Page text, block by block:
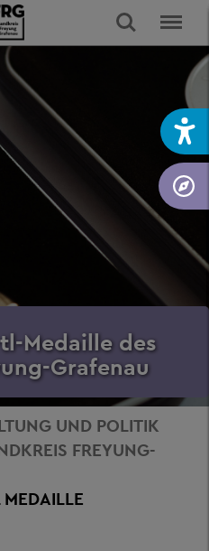
Medaille des
Grafenau
UND POLITIK
FREYUNG-